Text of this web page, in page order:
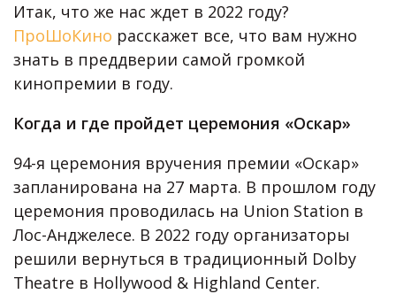
Итак, что же нас ждет в 2022 году?
ПроШоКино расскажет все, что вам нужно
знать в преддверии самой громкой
кинопремии в году.
Когда и где пройдет церемония «Оскар»
94-я церемония вручения премии «Оскар»
запланирована на 27 марта. В прошлом году
церемония проводилась на Union Station в
Лос-Анджелесе. В 2022 году организаторы
решили вернуться в традиционный Dolby
Theatre в Hollywood & Highland Center.